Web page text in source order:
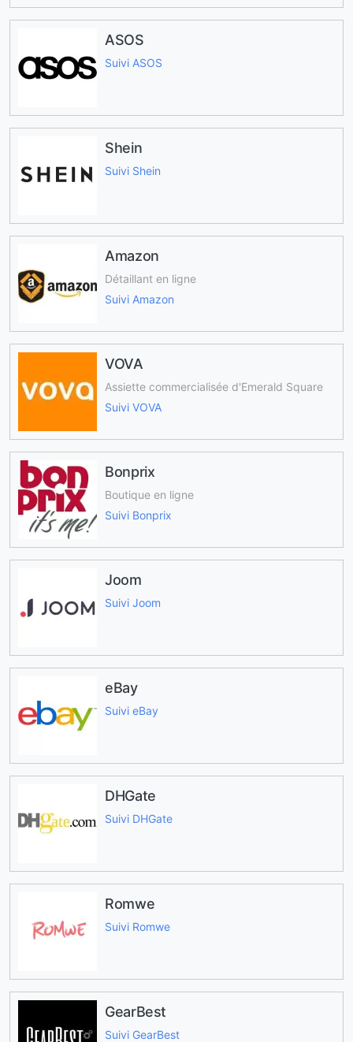
ASOS
Suivi ASOS
Shein
Suivi Shein
Amazon
Détaillant en ligne
Suivi Amazon
VOVA
Assiette commercialisée d'Emerald Square
Suivi VOVA
Bonprix
Boutique en ligne
Suivi Bonprix
Joom
Suivi Joom
eBay
Suivi eBay
DHGate
Suivi DHGate
Romwe
Suivi Romwe
GearBest
Suivi GearBest